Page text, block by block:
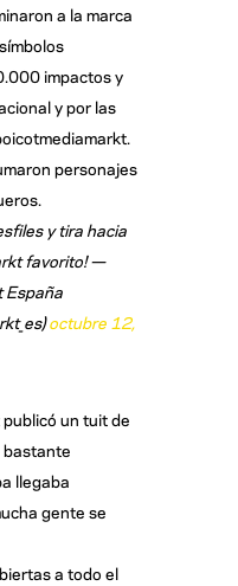
a la marca
impactos y
y por las
personajes
y tira hacia
favorito! —
España
octubre 12,
un tuit de
bastante
llegaba
gente se
a todo el